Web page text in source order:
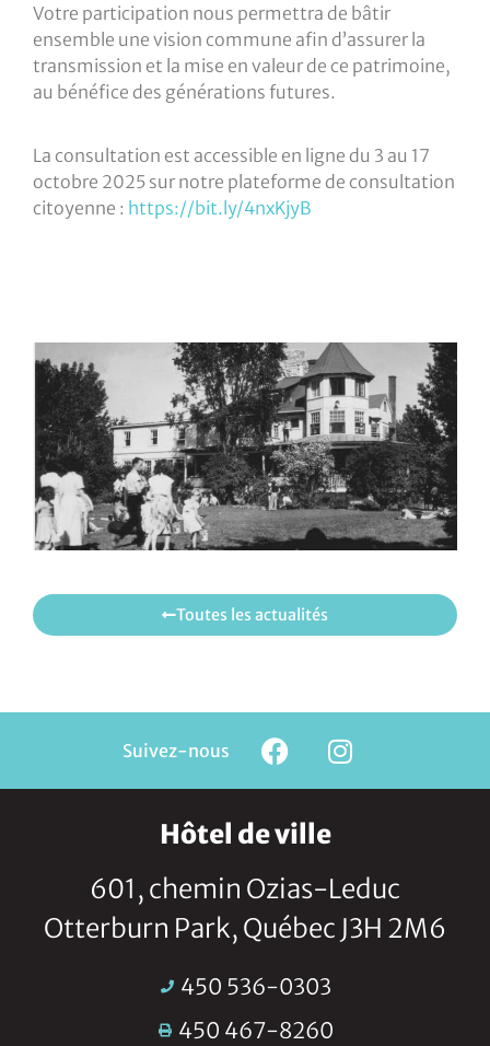
Votre participation nous permettra de bâtir
ensemble une vision commune afin d’assurer la
transmission et la mise en valeur de ce patrimoine,
au bénéfice des générations futures.
La consultation est accessible en ligne du 3 au 17
octobre 2025 sur notre plateforme de consultation
citoyenne : https://bit.ly/4nxKjyB
Toutes les actualités
Suivez-nous
Hôtel de ville
601, chemin Ozias-Leduc
Otterburn Park, Québec J3H 2M6
450 536-0303
450 467-8260